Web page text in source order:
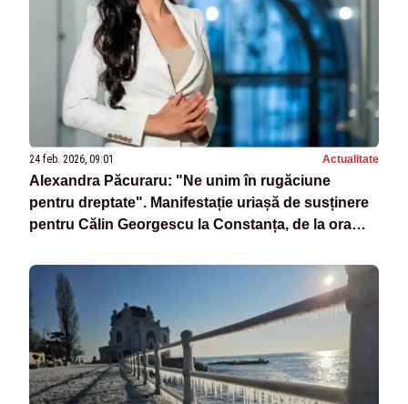
24 feb. 2026, 09:01 Actualitate
Alexandra Păcuraru: "Ne unim în rugăciune
pentru dreptate". Manifestație uriașă de susținere
pentru Călin Georgescu la Constanța, de la ora